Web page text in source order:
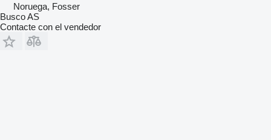
Noruega, Fosser
Busco AS
Contacte con el vendedor